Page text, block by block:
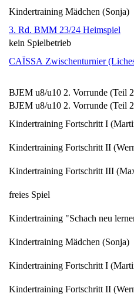
Kindertraining Mädchen (Sonja)
3. Rd. BMM 23/24 Heimspiel
kein Spielbetrieb
CAÏSSA Zwischenturnier
BJEM u8/u10 2. Vorrunde (Teil
BJEM u8/u10 2. Vorrunde (Teil
Kindertraining Fortschritt I
Kindertraining Fortschritt II
Kindertraining Fortschritt III
freies Spiel
Kindertraining "Schach neu
Kindertraining Mädchen (Sonja)
Kindertraining Fortschritt I
Kindertraining Fortschritt II